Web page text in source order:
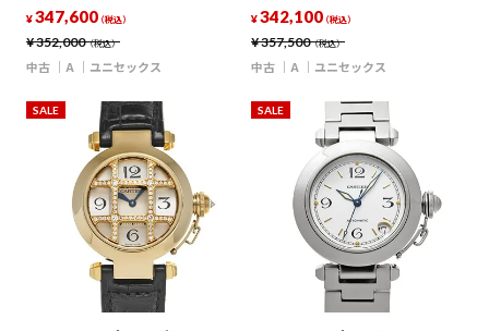
¥352,000（税込）
¥347,600（税込）
中古 A ユニセックス
¥357,500（税込）
¥342,100（税込）
中古 A ユニセックス
SALE SALE